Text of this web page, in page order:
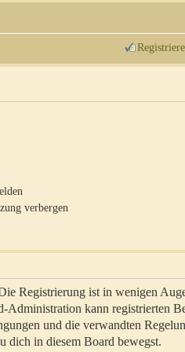
verbergen
Registrierung ist in wenigen
kann registrierten
und die verwandten
dich in diesem Board bewegst.